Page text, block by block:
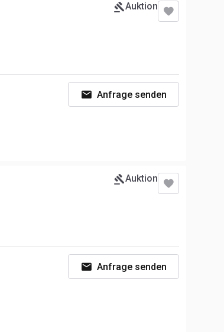
Auktion
Anfrage senden
Auktion
Anfrage senden